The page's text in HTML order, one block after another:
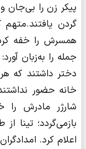
پیکر زن را بی‌جان
گردن یافتند.متهم
همسرش را خفه
جمله را به‌زبان
دختر داشتند که
خانه حضور
بازمی‌گردد؛ تینا
اعلام کرد.